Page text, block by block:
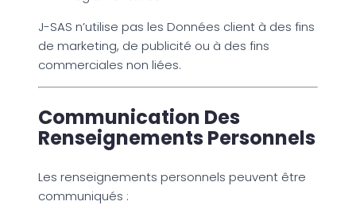
J-SAS n’utilise pas les Données client à des fins
de marketing, de publicité ou à des fins
commerciales non liées.
Communication Des
Renseignements Personnels
Les renseignements personnels peuvent être
communiqués :